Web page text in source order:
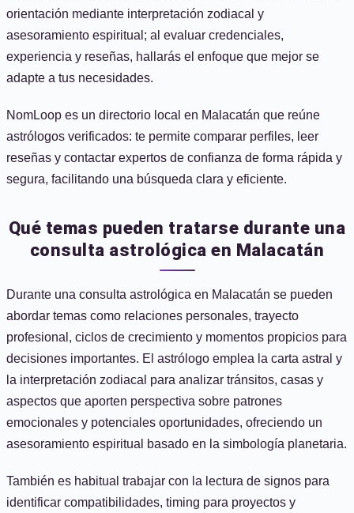
orientación mediante interpretación zodiacal y
asesoramiento espiritual; al evaluar credenciales,
experiencia y reseñas, hallarás el enfoque que mejor se
adapte a tus necesidades.
NomLoop es un directorio local en Malacatán que reúne
astrólogos verificados: te permite comparar perfiles, leer
reseñas y contactar expertos de confianza de forma rápida y
segura, facilitando una búsqueda clara y eficiente.
Qué temas pueden tratarse durante una
consulta astrológica en Malacatán
Durante una consulta astrológica en Malacatán se pueden
abordar temas como relaciones personales, trayecto
profesional, ciclos de crecimiento y momentos propicios para
decisiones importantes. El astrólogo emplea la carta astral y
la interpretación zodiacal para analizar tránsitos, casas y
aspectos que aporten perspectiva sobre patrones
emocionales y potenciales oportunidades, ofreciendo un
asesoramiento espiritual basado en la simbología planetaria.
También es habitual trabajar con la lectura de signos para
identificar compatibilidades, timing para proyectos y